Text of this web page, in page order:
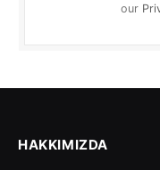
our
HAKKIMIZDA